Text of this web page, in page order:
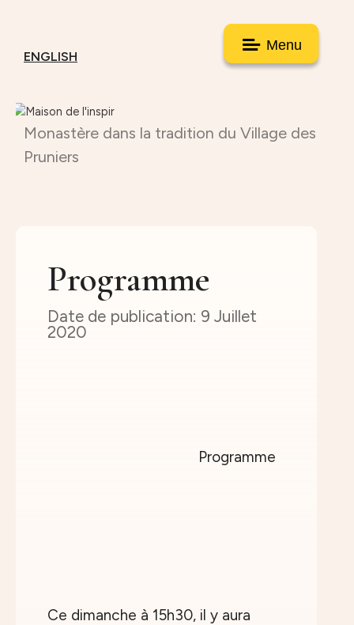
Menu
ENGLISH
Monastère dans la tradition du Village des
Pruniers
Programme
9 Juillet
2020
Ce dimanche à 15h30, il y aura